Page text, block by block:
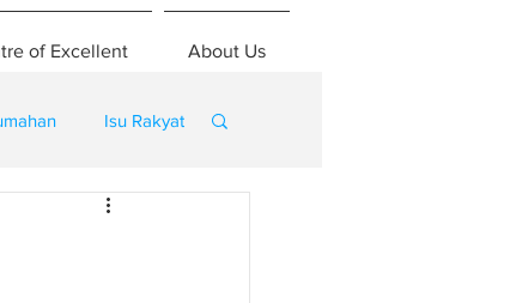
of Excellent About Us
Isu Rakyat